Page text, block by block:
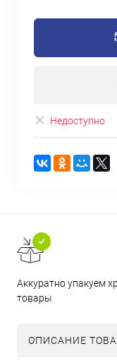
Недоступно
Аккуратно упакуем
товары
ОПИСАНИЕ